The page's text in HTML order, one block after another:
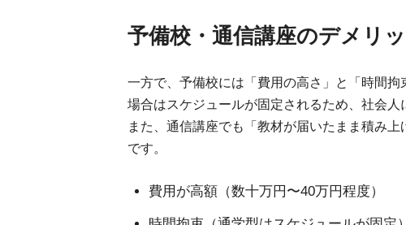
予備校・通信講座のデメリ
一方で、予備校には「費用の高さ」と「時間
場合はスケジュールが固定されるため、社会人
また、通信講座でも「教材が届いたまま積み
です。
費用が高額（数十万円〜40万円程度）